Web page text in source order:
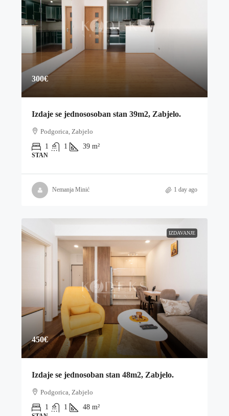
300€
Izdaje se jednososoban stan 39m2, Zabjelo.
Podgorica, Zabjelo
1
1 39 m²
STAN
Nemanja Minić 1 day ago
IZDAVANJE
450€
Izdaje se jednosoban stan 48m2, Zabjelo.
Podgorica, Zabjelo
1
1 48 m²